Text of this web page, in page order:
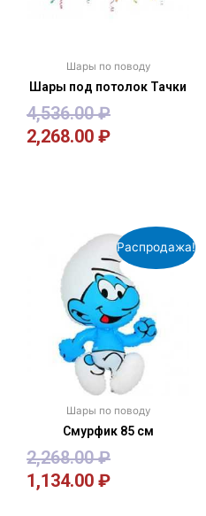
Шары по поводу
Шары под потолок Тачки
4,536.00₽
2,268.00 ₽
Распродажа!
Шары по поводу
Смурфик 85 см
2,268.00₽
1,134.00 ₽